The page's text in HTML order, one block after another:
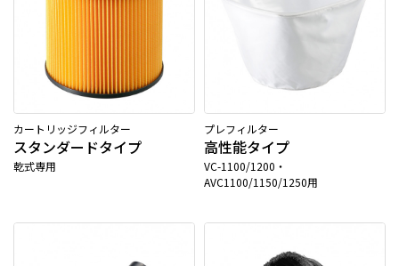
カートリッジフィルター
スタンダードタイプ
乾式専用
プレフィルター
高性能タイプ
VC-1100/1200・
AVC1100/1150/1250用